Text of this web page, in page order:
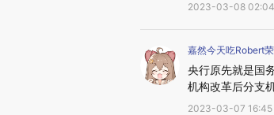
2023-03-08 02:04
嘉然今天吃Robert
央行原先就是国
机构改革后分支
2023-03-07 16:45